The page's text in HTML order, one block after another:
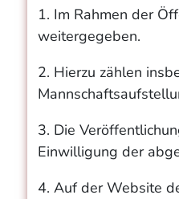
1. Im Rahmen der
weitergegeben.
2. Hierzu zählen
3. Die
Einwilligung der
4. Auf der Website